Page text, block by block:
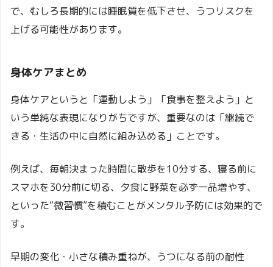
で、むしろ長期的には睡眠質を低下させ、うつリスクを
上げる可能性があります。
身体ケアまとめ
身体ケアというと「運動しよう」「食事を整えよう」と
いう単純な表現になりがちですが、重要なのは「継続で
きる・生活の中に自然に組み込める」ことです。
例えば、毎朝決まった時間に散歩を10分する、寝る前に
スマホを30分前に切る、夕食に野菜を必ず一品増やす、
といった“微習慣”を積むことがメンタル予防には効果的で
す。
早期の変化・小さな積み重ねが、うつになる前の耐性